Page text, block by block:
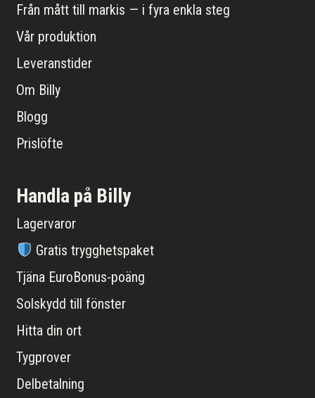
Från mått till markis — i fyra enkla steg
Vår produktion
Leveranstider
Om Billy
Blogg
Prislöfte
Handla på Billy
Lagervaror
Gratis trygghetspaket
Tjäna EuroBonus-poäng
Solskydd till fönster
Hitta din ort
Tygprover
Delbetalning